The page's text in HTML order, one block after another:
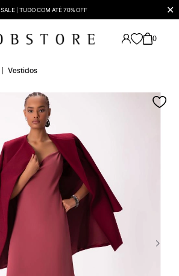
SALE | TUDO COM ATÉ 70% OFF ✕
0
Vestidos